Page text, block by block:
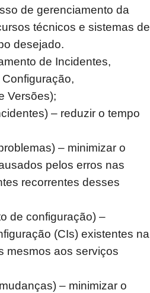
de gerenciamento da
técnicos e sistemas de
desejado.
de Incidentes,
Versões);
– reduzir o tempo
– minimizar o
pelos erros nas
recorrentes desses
de configuração) –
(CIs) existentes na
mesmos aos serviços
– minimizar o